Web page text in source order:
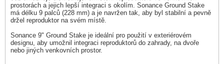
prostorách a jejich lepší integraci s okolím. Sonance Ground Stake
má délku 9 palců (228 mm) a je navržen tak, aby byl stabilní a pevně
držel reproduktor na svém místě.
Sonance 9" Ground Stake je ideální pro použití v exteriérovém
designu, aby umožnil integraci reproduktorů do zahrady, na dvoře
nebo jiných venkovních prostor.